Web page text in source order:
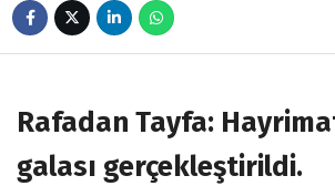
Rafadan Tayfa:
galası gerçekleştirildi.